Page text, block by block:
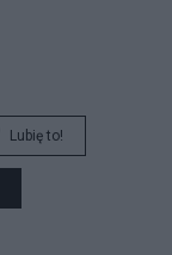
Lubię to!